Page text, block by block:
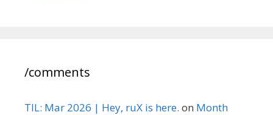
/comments
TIL: Mar 2026 | Hey, ruX is here. on Month